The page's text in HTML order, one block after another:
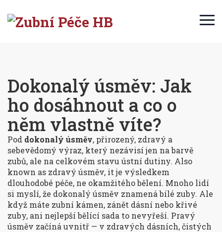
Dokonalý úsměv: Jak
ho dosáhnout a co o
něm vlastně víte?
Pod dokonalý úsměv, přirozený, zdravý a
sebevědomý výraz, který nezávisí jen na barvě
zubů, ale na celkovém stavu ústní dutiny. Also
known as zdravý úsměv, it je výsledkem
dlouhodobé péče, ne okamžitého bělení. Mnoho lidí
si myslí, že dokonalý úsměv znamená bílé zuby. Ale
když máte zubní kámen, zánět dásní nebo křivé
zuby, ani nejlepší bělící sada to nevyřeší. Pravý
úsměv začíná uvnitř — v zdravých dásních, čistých